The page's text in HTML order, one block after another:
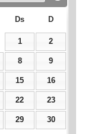
Ds D
1 2
8 9
15 16
22 23
29 30